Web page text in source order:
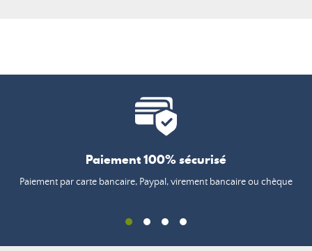
Paiement 100% sécurisé
Paiement par carte bancaire, Paypal, virement bancaire ou chèque